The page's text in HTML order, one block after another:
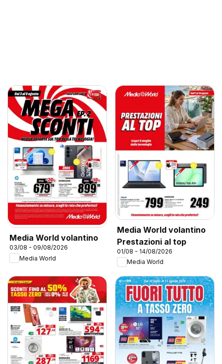
Media World volantino
03/08 - 09/08/2026
Media World
Media World volantino
Prestazioni al top
01/08 - 14/08/2026
Media World